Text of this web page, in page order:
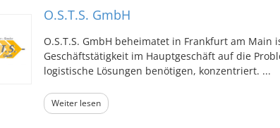
O.S.T.S. GmbH
O.S.T.S. GmbH beheimatet in Frankfurt am Main
Geschäftstätigkeit im Hauptgeschäft auf die
logistische Lösungen benötigen, konzentriert. ...
Weiter lesen